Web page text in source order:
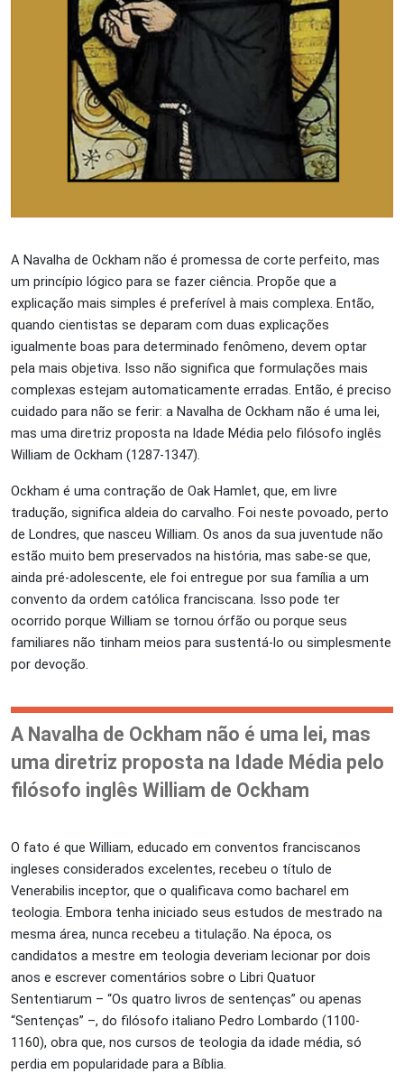
A Navalha de Ockham não é promessa de corte perfeito, mas
um princípio lógico para se fazer ciência. Propõe que a
explicação mais simples é preferível à mais complexa. Então,
quando cientistas se deparam com duas explicações
igualmente boas para determinado fenômeno, devem optar
pela mais objetiva. Isso não significa que formulações mais
complexas estejam automaticamente erradas. Então, é preciso
cuidado para não se ferir: a Navalha de Ockham não é uma lei,
mas uma diretriz proposta na Idade Média pelo filósofo inglês
William de Ockham (1287-1347).
Ockham é uma contração de Oak Hamlet, que, em livre
tradução, significa aldeia do carvalho. Foi neste povoado, perto
de Londres, que nasceu William. Os anos da sua juventude não
estão muito bem preservados na história, mas sabe-se que,
ainda pré-adolescente, ele foi entregue por sua família a um
convento da ordem católica franciscana. Isso pode ter
ocorrido porque William se tornou órfão ou porque seus
familiares não tinham meios para sustentá-lo ou simplesmente
por devoção.
A Navalha de Ockham não é uma lei, mas
uma diretriz proposta na Idade Média pelo
filósofo inglês William de Ockham
O fato é que William, educado em conventos franciscanos
ingleses considerados excelentes, recebeu o título de
Venerabilis inceptor, que o qualificava como bacharel em
teologia. Embora tenha iniciado seus estudos de mestrado na
mesma área, nunca recebeu a titulação. Na época, os
candidatos a mestre em teologia deveriam lecionar por dois
anos e escrever comentários sobre o Libri Quatuor
Sententiarum – “Os quatro livros de sentenças” ou apenas
“Sentenças” –, do filósofo italiano Pedro Lombardo (1100-
1160), obra que, nos cursos de teologia da idade média, só
perdia em popularidade para a Bíblia.